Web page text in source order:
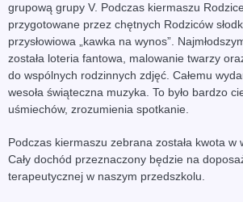
grupową grupy V. Podczas kiermaszu
przygotowane przez chętnych Rodziców
przysłowiowa „kawka na wynos”.
została loteria fantowa, malowanie twarzy
do wspólnych rodzinnych zdjęć. Całemu
wesoła świąteczna muzyka. To było bardzo
uśmiechów, zrozumienia spotkanie.
Podczas kiermaszu zebrana została kwota w
Cały dochód przeznaczony będzie na
terapeutycznej w naszym przedszkolu.